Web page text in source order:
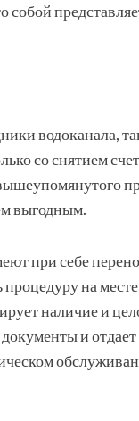
собой
водоканала,
со снятием
выгодным.
при себе
на
наличие и
и